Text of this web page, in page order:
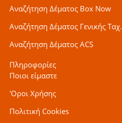
Αναζήτηση Δέματος Box Now
Αναζήτηση Δέματος Γενικής Ταχ.
Αναζήτηση Δέματος ACS
Πληροφορίες
Ποιοι είμαστε
'Οροι Χρήσης
Πολιτική Cookies